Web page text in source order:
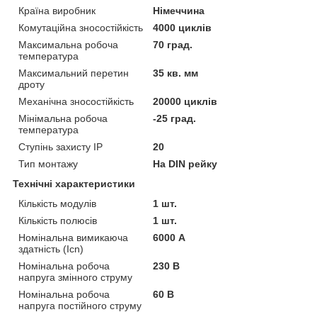
Країна виробник
Німеччина
Комутаційна зносостійкість
4000 циклів
Максимальна робоча
температура
70 град.
Максимальний перетин
дроту
35 кв. мм
Механічна зносостійкість
20000 циклів
Мінімальна робоча
температура
-25 град.
Ступінь захисту IP
20
Тип монтажу
На DIN рейку
Технічні характеристики
Кількість модулів
1 шт.
Кількість полюсів
1 шт.
Номінальна вимикаюча
здатність (Icn)
6000 А
Номінальна робоча
напруга змінного струму
230 В
Номінальна робоча
напруга постійного струму
60 В